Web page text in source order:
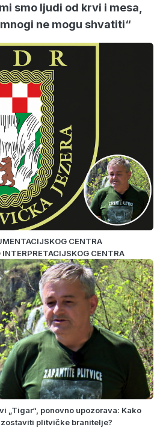
smo ljudi od krvi i mesa,
ne mogu shvatiti“
CENTRA
INTERPRETACIJSKOG CENTRA
„Tigar“, ponovno upozorava: Kako
plitvičke branitelje?